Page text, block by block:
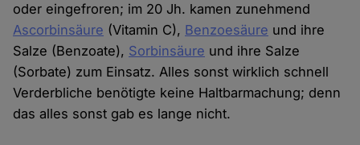
oder eingefroren; im 20 Jh. kamen zunehmend
Ascorbinsäure (Vitamin C), Benzoesäure und ihre
Salze (Benzoate), Sorbinsäure und ihre Salze
(Sorbate) zum Einsatz. Alles sonst wirklich schnell
Verderbliche benötigte keine Haltbarmachung; denn
das alles sonst gab es lange nicht.